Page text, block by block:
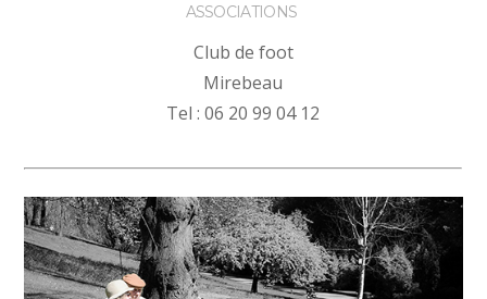
ASSOCIATIONS
Club de foot
Mirebeau
Tel : 06 20 99 04 12